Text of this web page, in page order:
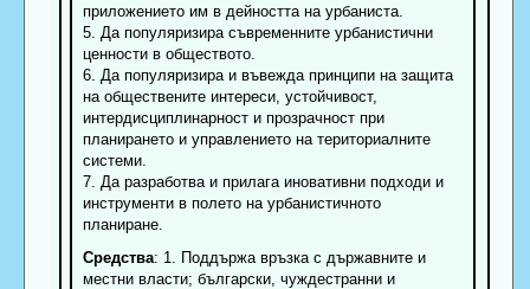
приложението им в дейността на урбаниста.
5. Да популяризира съвременните урбанистични
ценности в обществото.
6. Да популяризира и въвежда принципи на защита
на обществените интереси, устойчивост,
интердисциплинарност и прозрачност при
планирането и управлението на териториалните
системи.
7. Да разработва и прилага иновативни подходи и
инструменти в полето на урбанистичното
планиране.
Средства: 1. Поддържа връзка с държавните и
местни власти; български, чуждестранни и